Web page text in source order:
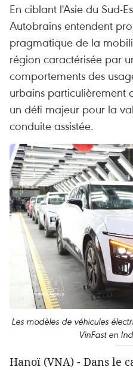
En ciblant l'Asie du Sud-
Autobrains entendent
pragmatique de la
région caractérisée par
comportements des
urbains particulièrement
un défi majeur pour la
conduite assistée.
Les modèles de véhicules
VinFast en
Hanoï (VNA) - Dans le